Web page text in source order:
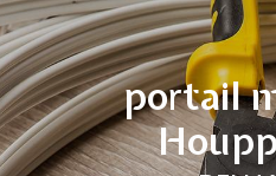
portail